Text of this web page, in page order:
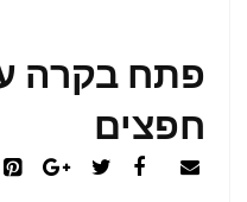
פתח בקרה
חפצים